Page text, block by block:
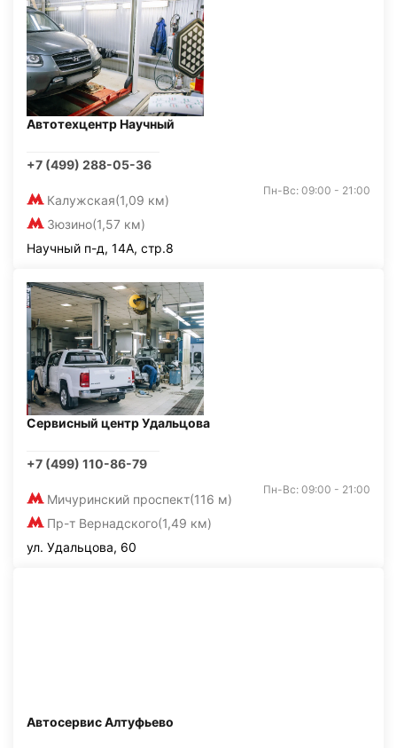
Автотехцентр Научный
+7 (499) 288-05-36
Калужская(1,09 км)
Зюзино(1,57 км)
Пн-Вс: 09:00 - 21:00
Научный п-д, 14А, стр.8
Сервисный центр Удальцова
+7 (499) 110-86-79
Мичуринский проспект(116 м)
Пр-т Вернадского(1,49 км)
Пн-Вс: 09:00 - 21:00
ул. Удальцова, 60
Автосервис Алтуфьево